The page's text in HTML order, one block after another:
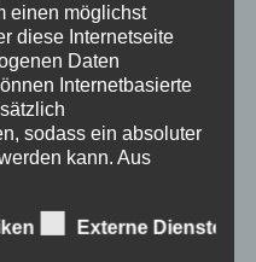
einen möglichst
diese Internetseite
Daten
Internetbasierte
sodass ein absoluter
kann. Aus
telefonisch, an
Externe Dienste